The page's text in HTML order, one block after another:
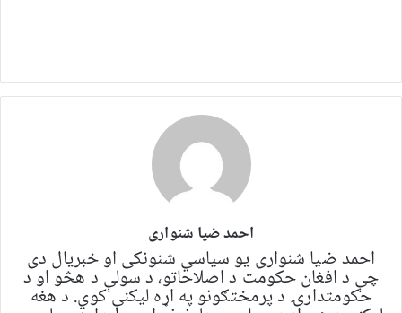
احمد ضیا شنواری
احمد ضیا شنواری یو سياسي شنونکی او خبریال دی
چې د افغان حکومت د اصلاحاتو، د سولې د هڅو او د
حکومتدارۍ د پرمختګونو په اړه لیکنې کوي. د هغه